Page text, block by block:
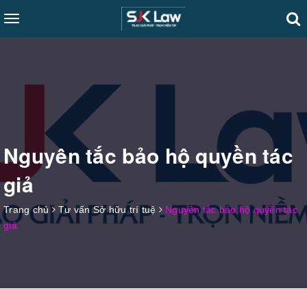
Toggle
navigation
Nguyên tắc bảo hộ quyền tác
giả
Trang chủ Tư vấn Sở hữu trí tuệ
Nguyên tắc bảo hộ quyền tác
giả